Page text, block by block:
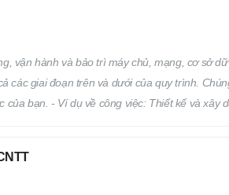
vận hành và bảo trì máy chủ, mạng, cơ sở
các giai đoạn trên và dưới của quy trình.
của bạn. - Ví dụ về công việc: Thiết kế và xây
lập máy tính / điện thoại thông minh, hỗ trợ